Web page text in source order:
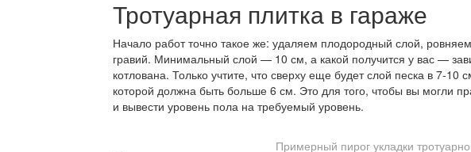
Тротуарная плитка в гараже
Начало работ точно такое же: удаляем плодородный слой,
гравий. Минимальный слой — 10 см, а какой получится у вас —
котлована. Только учтите, что сверху еще будет слой песка в 7-10
которой должна быть больше 6 см. Это для того, чтобы вы могли
и вывести уровень пола на требуемый уровень.
Примерный пирог укладки